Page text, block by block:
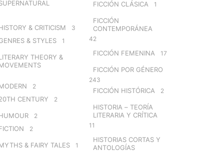
& CRITICISM 3
& STYLES 1
THEORY &
2
CENTURY 2
2
2
& FAIRY TALES 1
FICCIÓN CLÁSICA 1
FICCIÓN
CONTEMPORÁNEA
42
FICCIÓN FEMENINA 17
FICCIÓN POR GÉNERO
243
FICCIÓN HISTÓRICA 2
HISTORIA – TEORÍA
LITERARIA Y CRÍTICA
11
HISTORIAS CORTAS Y
ANTOLOGÍAS